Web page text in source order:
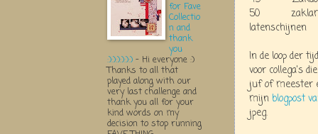
50
latenschijnen
In de loop der
voor collega's
juf of meester
mijn blogpost
jpeg.
for Fave
Collectio
n and
thank
you
:):):):):):) - Hi everyone :)
Thanks to all that
played along with our
very last challenge and
thank you all for your
kind words on my
decision to stop running